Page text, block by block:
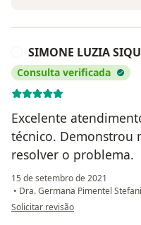
SIMONE LUZIA
Consulta verificada
Excelente
técnico. Demonstrou
resolver o problema.
15 de setembro de 2021
• Dra. Germana Pimentel Stefani
na opinião do utilizador SIMONE
Solicitar revisão